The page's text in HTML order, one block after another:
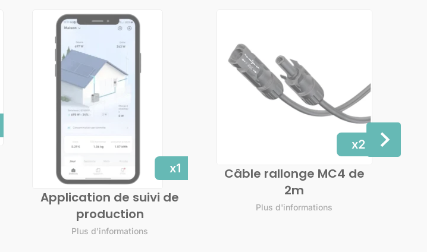
x1
Application de suivi de
production
Plus d'informations
x2
Câble rallonge MC4 de
2m
Plus d'informations